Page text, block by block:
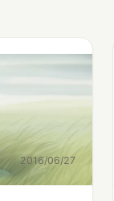
2016/06/27